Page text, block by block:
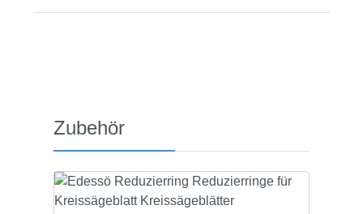
Produktgalerie überspringen
Zubehör